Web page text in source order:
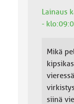
Lainaus
-
Mikä
siinä